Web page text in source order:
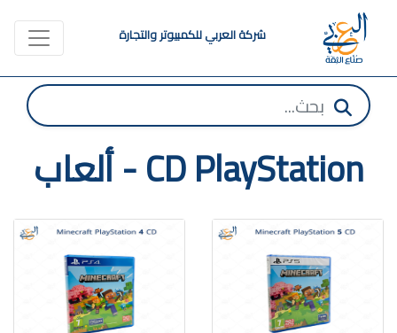
شركة العربي للكمبيوتر والتجارة
CD PlayStation - ألعاب